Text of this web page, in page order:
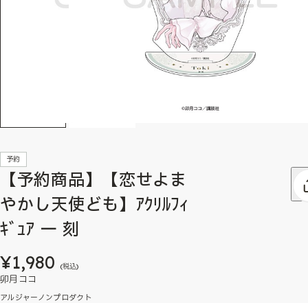
予約
【予約商品】【恋せよま
やかし天使ども】ｱｸﾘﾙﾌｨ
ｷﾞｭｱ 一 刻
¥1,980 (税込)
卯月ココ
アルジャーノンプロダクト